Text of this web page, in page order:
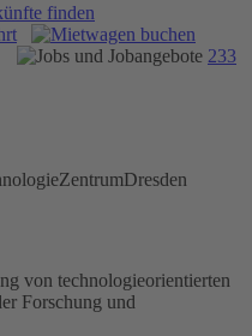
finden
233
von technologieorientierten
Forschung und